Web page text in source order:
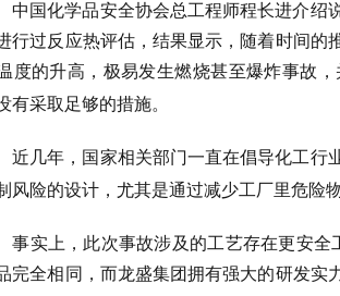
中国化学品安全协会总工程师程长进介绍
行过反应热评估，结果显示，随着时间的
度的升高，极易发生燃烧甚至爆炸事故
有采取足够的措施。
近几年，国家相关部门一直在倡导化工行
风险的设计，尤其是通过减少工厂里危险
事实上，此次事故涉及的工艺存在更安
完全相同，而龙盛集团拥有强大的研发实